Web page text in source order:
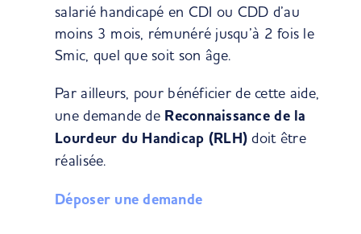
salarié handicapé en CDI ou CDD d’au
moins 3 mois, rémunéré jusqu’à 2 fois le
Smic, quel que soit son âge.
Par ailleurs, pour bénéficier de cette aide,
une demande de Reconnaissance de la
Lourdeur du Handicap (RLH) doit être
réalisée.
Déposer une demande